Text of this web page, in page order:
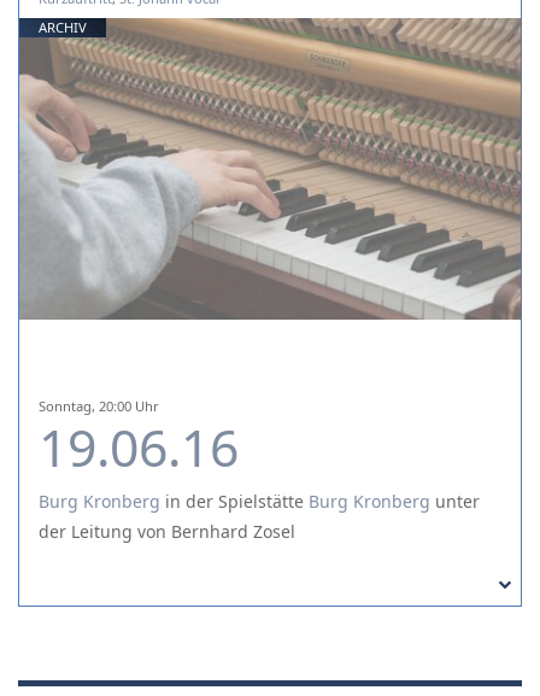
ARCHIV
Sonntag, 20:00 Uhr
19.06.16
Burg Kronberg in der Spielstätte Burg Kronberg unter
der Leitung von Bernhard Zosel